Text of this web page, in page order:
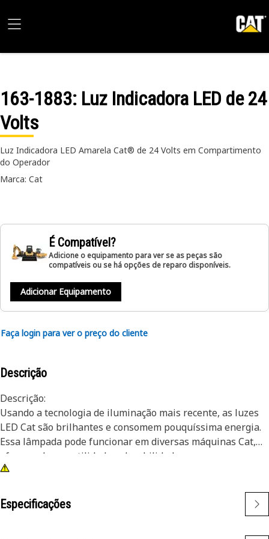
163-1883: Luz Indicadora LED de 24
Volts
Luz Indicadora LED Amarela Cat® de 24 Volts em Compartimento
do Operador
Marca: Cat
É Compatível?
Adicione o equipamento para ver se as peças são
compatíveis ou se há opções de reparo disponíveis.
Adicionar Equipamento
Faça login para ver o preço do cliente
Descrição
Descrição:
Usando a tecnologia de iluminação mais recente, as luzes
LED Cat são brilhantes e consomem pouquíssima energia.
Essa lâmpada pode funcionar em diversas máquinas Cat,
oferecendo versatilidade e durabilidade.
Atributos:
• Tamanho da lâmpada T-3 1/4
• 24V
Especificações